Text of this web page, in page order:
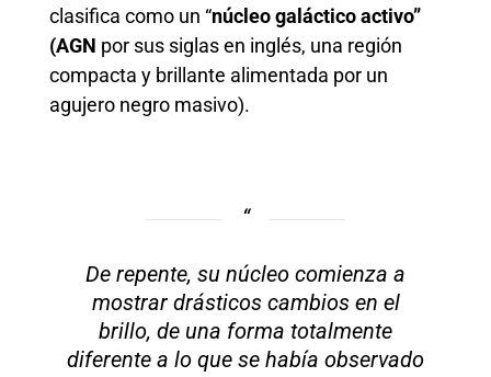
clasifica como un “núcleo galáctico activo”
(AGN por sus siglas en inglés, una región
compacta y brillante alimentada por un
agujero negro masivo).
De repente, su núcleo comienza a
mostrar drásticos cambios en el
brillo, de una forma totalmente
diferente a lo que se había observado